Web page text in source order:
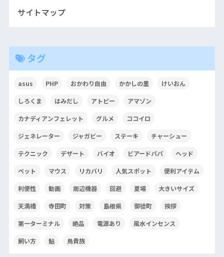
サイトマップ
タグ
asus PHP おかわり自由 かかしの里 けいおん
しろくま はみだし アトピー アマゾン
カナディアンフェレット グルメ ココイロ
ジェネレーター ジャガビー ステーキ チャーシュー
テクニック デザート バイオ ビアードパパ ヘッド
ペット マウス リカバリ 人気スポット 便利アイテム
利便性 動画 周辺機器 回避 夏場 大きいサイズ
天満橋 寺田町 対策 島根県 御徒町 挨拶
第一ターミナル 絶品 電源あり 風水インセンス
飼い方 鮎 鳥貴族